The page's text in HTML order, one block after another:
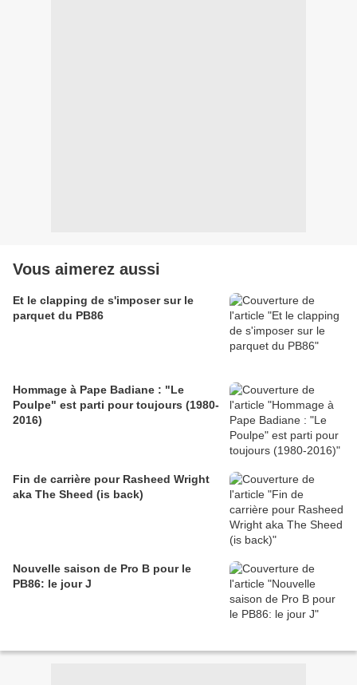
Vous aimerez aussi
Et le clapping de s'imposer sur le
parquet du PB86
Hommage à Pape Badiane : "Le
Poulpe" est parti pour toujours (1980-
2016)
Fin de carrière pour Rasheed Wright
aka The Sheed (is back)
Nouvelle saison de Pro B pour le
PB86: le jour J